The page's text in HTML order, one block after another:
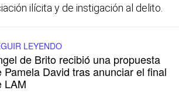
ilícita y de instigación al delito.
LEYENDO
de Brito recibió una propuesta
Pamela David tras anunciar el final
LAM